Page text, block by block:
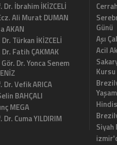
Dr. İbrahim İKİZCELİ
Ali Murat DUMAN
AKAN
Dr. Türkan İKİZCELİ
Dr. Fatih ÇAKMAK
Dr. Yonca Senem
Dr. Vefik ARICA
BAHÇALI
MEGA
Dr. Cuma YILDIRIM
Günü
Aşı
Acil
Kursu
Yaşam